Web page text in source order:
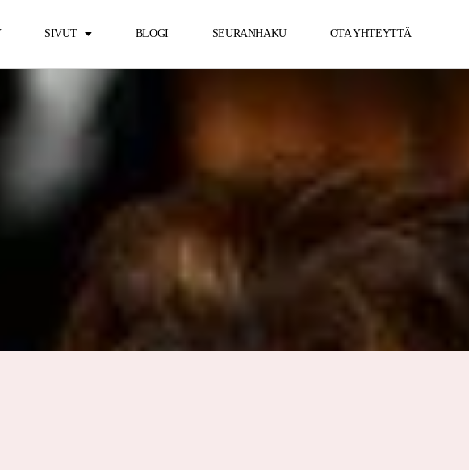
SIVUT BLOGI SEURANHAKU OTA YHTEYTTÄ